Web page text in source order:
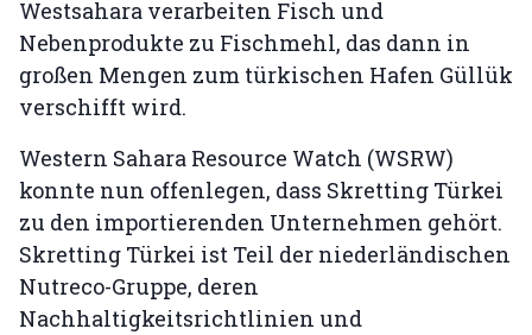
Westsahara verarbeiten Fisch und
Nebenprodukte zu Fischmehl, das dann in
großen Mengen zum türkischen Hafen Güllük
verschifft wird.
Western Sahara Resource Watch (WSRW)
konnte nun offenlegen, dass Skretting Türkei
zu den importierenden Unternehmen gehört.
Skretting Türkei ist Teil der niederländischen
Nutreco-Gruppe, deren
Nachhaltigkeitsrichtlinien und